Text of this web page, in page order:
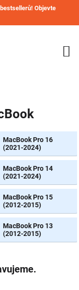
Objevte
MacBook Pro 16
(2021-2024)
MacBook Pro 14
(2021-2024)
MacBook Pro 15
(2012-2015)
MacBook Pro 13
(2012-2015)